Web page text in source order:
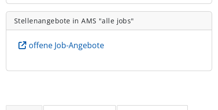
Stellenangebote in AMS "alle jobs"
offene Job-Angebote